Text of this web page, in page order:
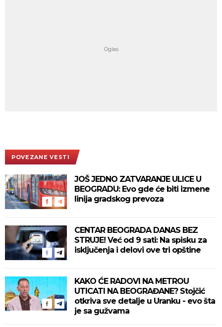
POVEZANE VESTI
JOŠ JEDNO ZATVARANJE ULICE U
BEOGRADU: Evo gde će biti izmene
linija gradskog prevoza
CENTAR BEOGRADA DANAS BEZ
STRUJE! Već od 9 sati: Na spisku za
isključenja i delovi ove tri opštine
KAKO ĆE RADOVI NA METROU
UTICATI NA BEOGRAĐANE? Stojčić
otkriva sve detalje u Uranku - evo šta
je sa gužvama